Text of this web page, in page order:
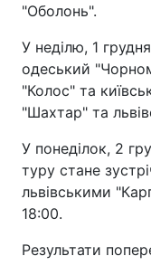
"Оболонь".
У неділю, 1
одеський
"Колос" та
"Шахтар" та
У понеділок, 2
туру стане
львівськими
18:00.
Результати